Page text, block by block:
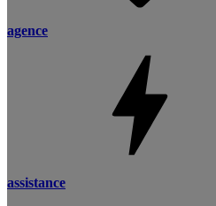
agence
assistance